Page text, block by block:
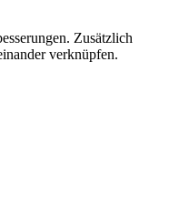
Zusätzlich
verknüpfen.